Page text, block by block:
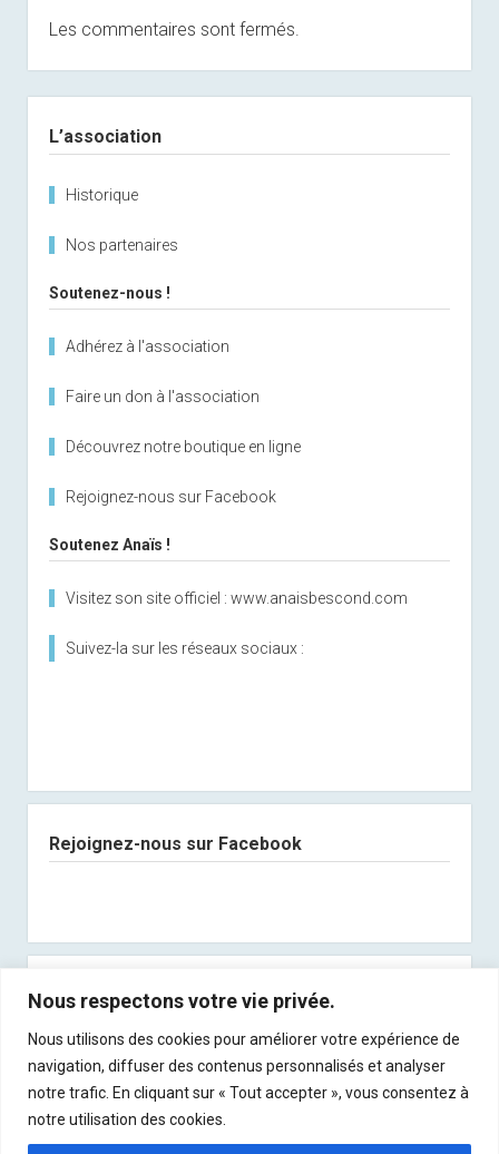
Nous respectons votre vie privée.
Nous utilisons des cookies pour améliorer votre expérience de
navigation, diffuser des contenus personnalisés et analyser
notre trafic. En cliquant sur « Tout accepter », vous consentez à
notre utilisation des cookies.
Les commentaires sont fermés.
L’association
Historique
Nos partenaires
Soutenez-nous !
Adhérez à l'association
Faire un don à l'association
Découvrez notre boutique en ligne
Rejoignez-nous sur Facebook
Soutenez Anaïs !
Visitez son site officiel : www.anaisbescond.com
Suivez-la sur les réseaux sociaux :
Rejoignez-nous sur Facebook
Abonnez-vous à notre newsletter
Recevez les derniers articles directement dans
votre boite mail !